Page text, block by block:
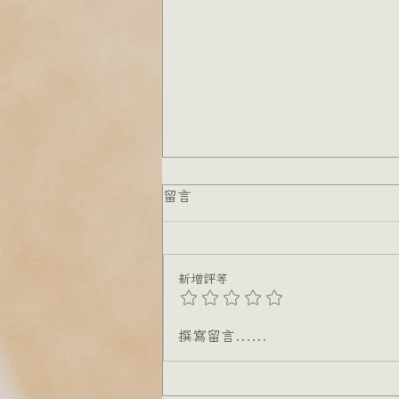
《在車上》電影解析 ─ 創
可能被療癒。
留言
新增評等
撰寫留言......